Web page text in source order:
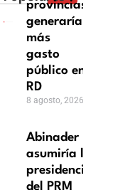
provincias
generaría
más
gasto
público en
RD
8 agosto, 2026
Abinader
asumiría la
presidencia
del PRM